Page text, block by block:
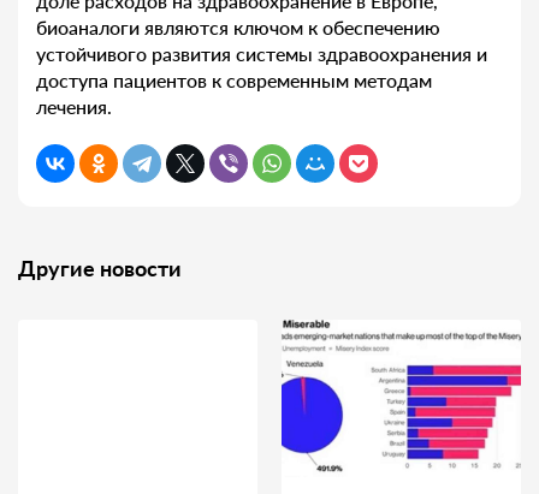
биоаналоги являются ключом к обеспечению
устойчивого развития системы здравоохранения и
доступа пациентов к современным методам
лечения.
Другие новости